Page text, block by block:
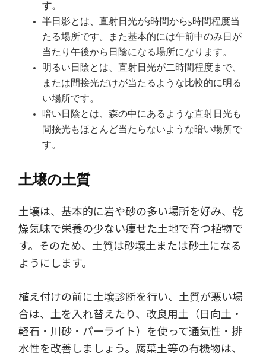
す。
半日影とは、直射日光が3時間から5時間程度当
たる場所です。また基本的には午前中のみ日が
当たり午後から日陰になる場所になります。
明るい日陰とは、直射日光が二時間程度まで、
または間接光だけが当たるような比較的に明る
い場所です。
暗い日陰とは、森の中にあるような直射日光も
間接光もほとんど当たらないような暗い場所で
す。
土壌の土質
土壌は、基本的に岩や砂の多い場所を好み、乾
燥気味で栄養の少ない痩せた土地で育つ植物で
す。そのため、土質は砂壌土または砂土になる
ようにします。
植え付けの前に土壌診断を行い、土質が悪い場
合は、土を入れ替えたり、改良用土（日向土・
軽石・川砂・パーライト）を使って通気性・排
水性を改善しましょう。腐葉土等の有機物は、